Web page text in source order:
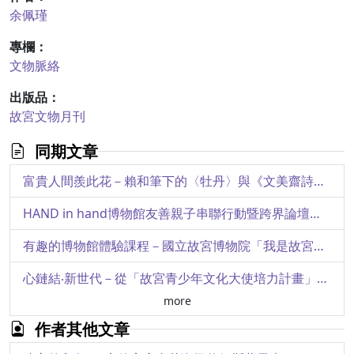
余佩瑾
專欄：
文物脈絡
出版品：
故宮文物月刊
同期文章
富貴人間羨此花－賴和筆下的〈牡丹〉與《文美齋詩箋譜》版畫
HAND in hand博物館友善親子串聯行動暨跨界論壇紀實
有趣的博物館體驗課程－國立故宮博物院「我是故宮冒險王」兒童研習營規劃理念
心鏈結‧新世代－從「故宮青少年文化大使培力計畫」實踐自發、互動與共好教育願景
「 皇室文物的鑑賞變遷」國際學術研討會紀要
總鎮一方－臺灣鎮總兵堅勇巴圖魯曾元福
more
作者其他文章